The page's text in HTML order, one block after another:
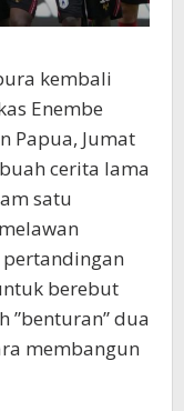
kembali
Enembe
Papua, Jumat
cerita lama
satu
pertandingan
berebut
”benturan” dua
membangun